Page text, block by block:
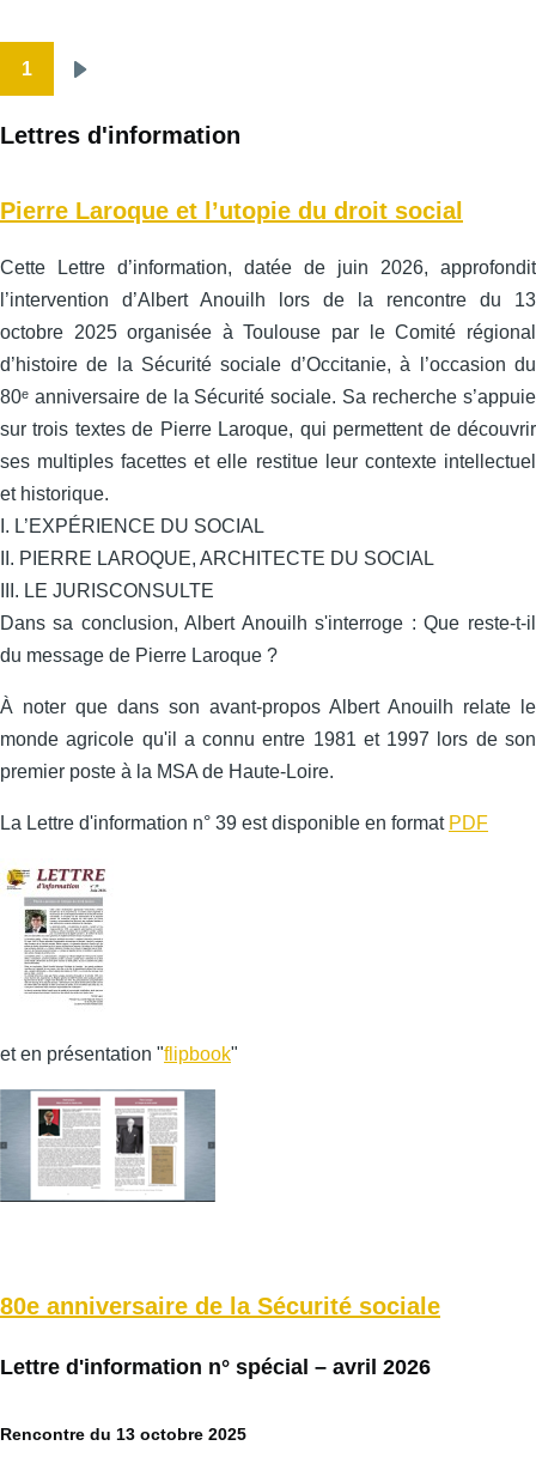
1
Lettres d'information
Pierre Laroque et l’utopie du droit social
Cette Lettre d’information, datée de juin 2026, approfondit
l’intervention d’Albert Anouilh lors de la rencontre du 13
octobre 2025 organisée à Toulouse par le Comité régional
d’histoire de la Sécurité sociale d’Occitanie, à l’occasion du
80ᵉ anniversaire de la Sécurité sociale. Sa recherche s’appuie
sur trois textes de Pierre Laroque, qui permettent de découvrir
ses multiples facettes et elle restitue leur contexte intellectuel
et historique.
I. L’EXPÉRIENCE DU SOCIAL
II. PIERRE LAROQUE, ARCHITECTE DU SOCIAL
III. LE JURISCONSULTE
Dans sa conclusion, Albert Anouilh s'interroge : Que reste-t-il
du message de Pierre Laroque ?
À noter que dans son avant-propos Albert Anouilh relate le
monde agricole qu'il a connu entre 1981 et 1997 lors de son
premier poste à la MSA de Haute-Loire.
La Lettre d'information n° 39 est disponible en format PDF
et en présentation "flipbook"
80e anniversaire de la Sécurité sociale
Lettre d'information n° spécial – avril 2026
Rencontre du 13 octobre 2025